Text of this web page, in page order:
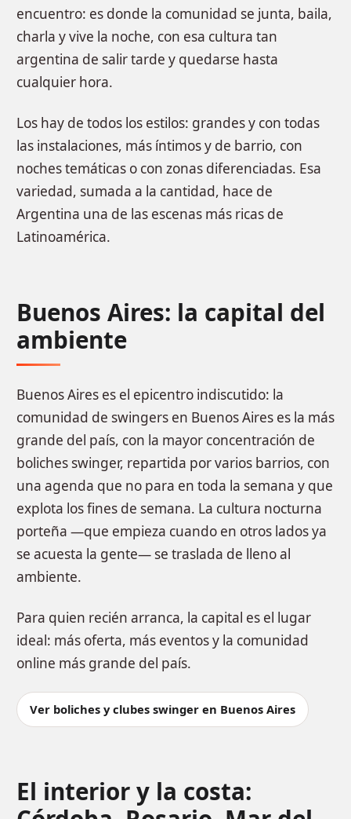
encuentro: es donde la comunidad se junta, baila,
charla y vive la noche, con esa cultura tan
argentina de salir tarde y quedarse hasta
cualquier hora.
Los hay de todos los estilos: grandes y con todas
las instalaciones, más íntimos y de barrio, con
noches temáticas o con zonas diferenciadas. Esa
variedad, sumada a la cantidad, hace de
Argentina una de las escenas más ricas de
Latinoamérica.
Buenos Aires: la capital del
ambiente
Buenos Aires es el epicentro indiscutido: la
comunidad de swingers en Buenos Aires es la más
grande del país, con la mayor concentración de
boliches swinger, repartida por varios barrios, con
una agenda que no para en toda la semana y que
explota los fines de semana. La cultura nocturna
porteña —que empieza cuando en otros lados ya
se acuesta la gente— se traslada de lleno al
ambiente.
Para quien recién arranca, la capital es el lugar
ideal: más oferta, más eventos y la comunidad
online más grande del país.
Ver boliches y clubes swinger en Buenos Aires
El interior y la costa: